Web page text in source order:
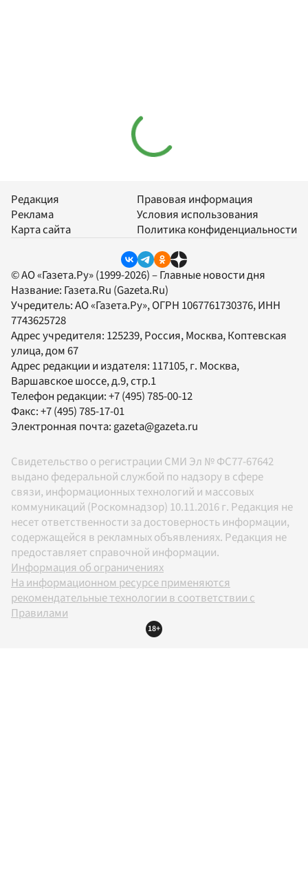
Редакция
Реклама
Карта сайта
Правовая информация
Условия использования
Политика конфиденциальности
© АО «Газета.Ру» (1999-2026) – Главные новости дня
Название: Газета.Ru (Gazeta.Ru)
Учредитель:АО «Газета.Ру», ОГРН 1067761730376, ИНН
7743625728
Адрес учредителя: 125239, Россия, Москва, Коптевская
улица, дом 67
Адрес редакции и издателя: 117105, г. Москва,
Варшавское шоссе, д.9, стр.1
Телефон редакции:+7 (495) 785-00-12
Факс:+7 (495) 785-17-01
Электронная почта:gazeta@gazeta.ru
Свидетельство о регистрации СМИ Эл № ФС77-67642
выдано федеральной службой по надзору в сфере
связи, информационных технологий и массовых
коммуникаций (Роскомнадзор) 10.11.2016 г. Редакция не
несет ответственности за достоверность информации,
содержащейся в рекламных объявлениях. Редакция не
предоставляет справочной информации.
Информация об ограничениях
На информационном ресурсе применяются
рекомендательные технологии в соответствии с
Правилами
18+